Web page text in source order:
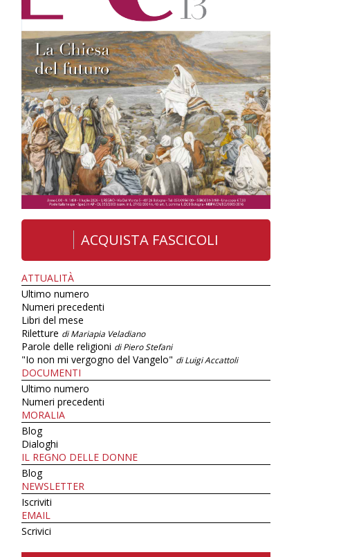
ACQUISTA FASCICOLI
ATTUALITÀ
Ultimo numero
Numeri precedenti
Libri del mese
Riletture di Mariapia Veladiano
Parole delle religioni di Piero Stefani
"Io non mi vergogno del Vangelo" di Luigi Accattoli
DOCUMENTI
Ultimo numero
Numeri precedenti
MORALIA
Blog
Dialoghi
IL REGNO DELLE DONNE
Blog
NEWSLETTER
Iscriviti
EMAIL
Scrivici